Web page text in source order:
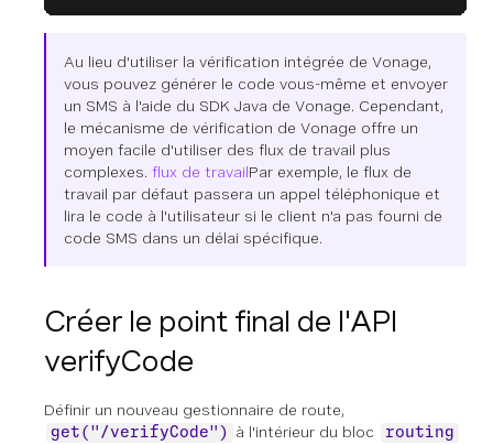
Au lieu d'utiliser la vérification intégrée de Vonage,
vous pouvez générer le code vous-même et envoyer
un SMS à l'aide du SDK Java de Vonage. Cependant,
le mécanisme de vérification de Vonage offre un
moyen facile d'utiliser des flux de travail plus
complexes. flux de travailPar exemple, le flux de
travail par défaut passera un appel téléphonique et
lira le code à l'utilisateur si le client n'a pas fourni de
code SMS dans un délai spécifique.
Créer le point final de l'API
verifyCode
Définir un nouveau gestionnaire de route,
get("/verifyCode") à l'intérieur du bloc routing